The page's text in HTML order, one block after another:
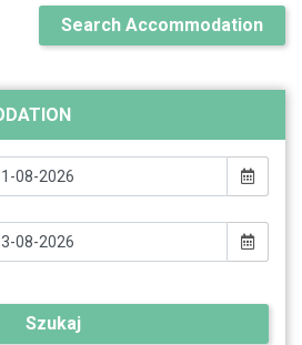
Search Accommodation
Szukaj